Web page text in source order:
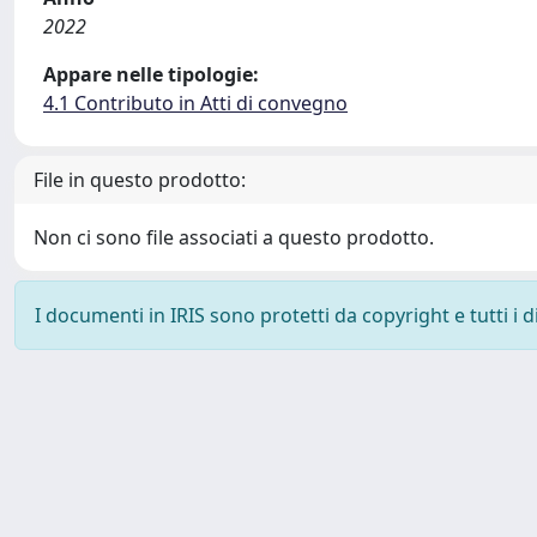
2022
Appare nelle tipologie:
4.1 Contributo in Atti di convegno
File in questo prodotto:
Non ci sono file associati a questo prodotto.
I documenti in IRIS sono protetti da copyright e tutti i